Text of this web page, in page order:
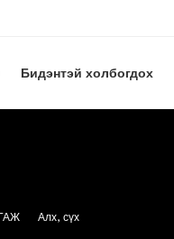
Бидэнтэй холбогдох
Алх, сүх